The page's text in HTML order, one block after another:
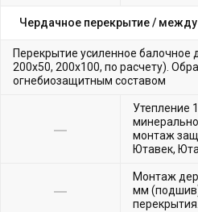
Чердачное перекрытие / между
Перекрытие усиленное балочное
200х50, 200х100, по расчету).
огнебиозащитным составом
Утепление
монтаж
Ютавек,
Монтаж
мм
перекрытия.